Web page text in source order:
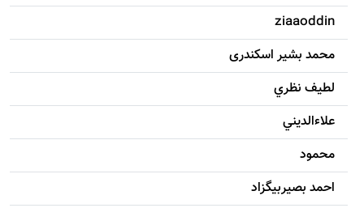
ziaaoddin
محمد بشیر اسکندری
لطيف نظري
علاءالديني
محمود
احمد بصيربيگزاد